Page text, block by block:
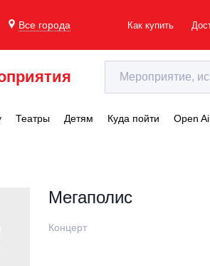
Все города Как купить
Театры Детям Куда пойти Open
Мегаполис
Концерт